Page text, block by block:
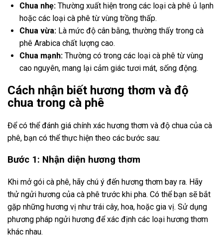
Chua nhẹ: Thường xuất hiện trong các loại cà phê ủ lạnh
hoặc các loại cà phê từ vùng trồng thấp.
Chua vừa: Là mức độ cân bằng, thường thấy trong cà
phê Arabica chất lượng cao.
Chua mạnh: Thường có trong các loại cà phê từ vùng
cao nguyên, mang lại cảm giác tươi mát, sống động.
Cách nhận biết hương thơm và độ
chua trong cà phê
Để có thể đánh giá chính xác hương thơm và độ chua của cà
phê, bạn có thể thực hiện theo các bước sau:
Bước 1: Nhận diện hương thơm
Khi mở gói cà phê, hãy chú ý đến hương thơm bay ra. Hãy
thử ngửi hương của cà phê trước khi pha. Có thể bạn sẽ bắt
gặp những hương vị như trái cây, hoa, hoặc gia vị. Sử dụng
phương pháp ngửi hương để xác định các loại hương thơm
khác nhau.